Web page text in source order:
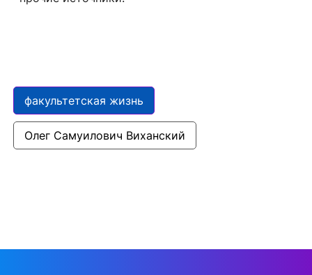
факультетская жизнь
Олег Самуилович Виханский